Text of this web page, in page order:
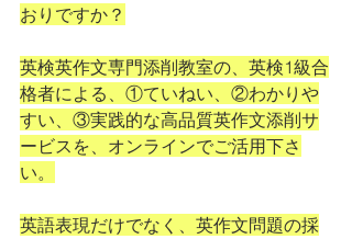
おりですか？
英検英作文専門添削教室の、英検1級合
格者による、①ていねい、②わかりや
すい、③実践的な高品質英作文添削サ
ービスを、オンラインでご活用下さ
い。
英語表現だけでなく、英作文問題の採